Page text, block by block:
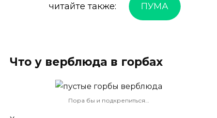
читайте также: ПУМА
Что у верблюда в горбах
Пора бы и подкрепиться…